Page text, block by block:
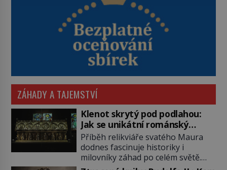
ZÁHADY A TAJEMSTVÍ
Klenot skrytý pod podlahou:
Jak se unikátní románský
poklad dostal do zapadlého
Bečova?
Příběh relikviáře svatého Maura
dodnes fascinuje historiky i
milovníky záhad po celém světě.
Tato románská zlatnická památka